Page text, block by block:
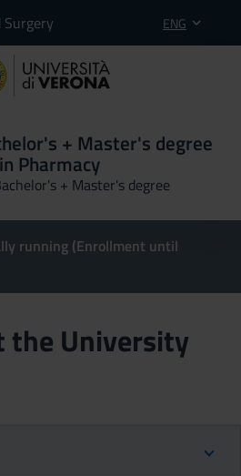
Surgery ENG
+ Master's degree
in Pharmacy
+ Master's degree
running (Enrollment until
the University